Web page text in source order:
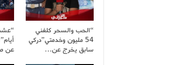
“الحب والسحر كلفني
54 مليون وخدمتي”دركي
سابق يخرج عن…
عن